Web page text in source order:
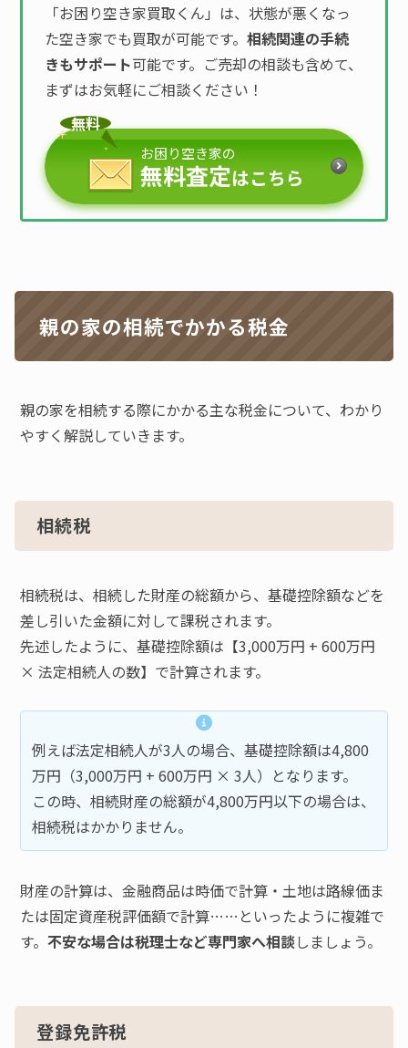
「お困り空き家買取くん」は、状態が悪くなっ
た空き家でも買取が可能です。相続関連の手続
きもサポート可能です。ご売却の相談も含めて、
まずはお気軽にご相談ください！
無料
お困り空き家の
無料査定はこちら
親の家の相続でかかる税金
親の家を相続する際にかかる主な税金について、わかり
やすく解説していきます。
相続税
相続税は、相続した財産の総額から、基礎控除額などを
差し引いた金額に対して課税されます。
先述したように、基礎控除額は【3,000万円 + 600万円
× 法定相続人の数】で計算されます。
例えば法定相続人が3人の場合、基礎控除額は4,800
万円（3,000万円 + 600万円 × 3人）となります。
この時、相続財産の総額が4,800万円以下の場合は、
相続税はかかりません。
財産の計算は、金融商品は時価で計算・土地は路線価ま
たは固定資産税評価額で計算……といったように複雑で
す。不安な場合は税理士など専門家へ相談しましょう。
登録免許税